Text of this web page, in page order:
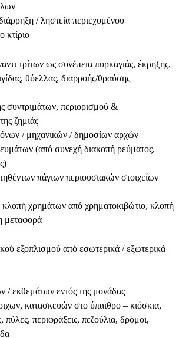
/ ληστεία περιεχομένου
κτίριο
τρίτων ως συνέπεια πυρκαγιάς, έκρηξης,
θύελλας, διαρροής/θραύσης
συντριμάτων, περιορισμού &
ζημιάς
/ μηχανικών / δημοσίων αρχών
(από συνεχή διακοπή ρεύματος,
πάγιων περιουσιακών στοιχείων
κλοπή χρημάτων από χρηματοκιβώτιο, κλοπή
μεταφορά
εξοπλισμού από εσωτερικά / εξωτερικά
εκθεμάτων εντός της μονάδας
κατασκευών στο ύπαιθρο – κιόσκια,
πύλες, περιφράξεις, πεζούλια, δρόμοι,